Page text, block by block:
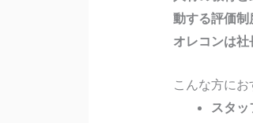
動する評価制
オレコンは社
こんな方にお
スタ